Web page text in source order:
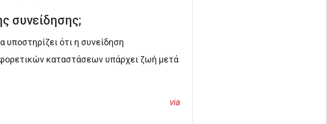
συνείδησης;
υποστηρίζει ότι η συνείδηση
καταστάσεων υπάρχει ζωή μετά
via